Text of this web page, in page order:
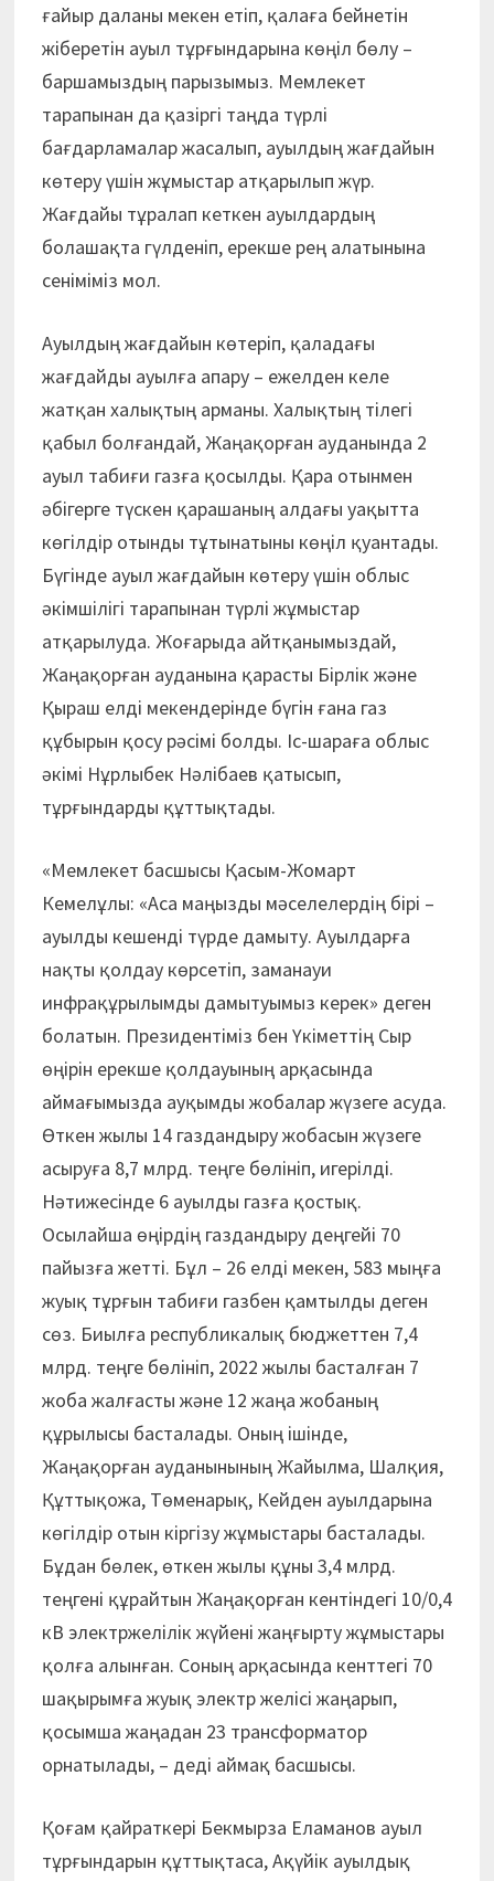
ғайыр даланы мекен етіп, қалаға бейнетін
жіберетін ауыл тұрғындарына көңіл бөлу –
баршамыздың парызымыз. Мемлекет
тарапынан да қазіргі таңда түрлі
бағдарламалар жасалып, ауылдың жағдайын
көтеру үшін жұмыстар атқарылып жүр.
Жағдайы тұралап кеткен ауылдардың
болашақта гүлденіп, ерекше рең алатынына
сеніміміз мол.
Ауылдың жағдайын көтеріп, қаладағы
жағдайды ауылға апару – ежелден келе
жатқан халықтың арманы. Халықтың тілегі
қабыл болғандай, Жаңақорған ауданында 2
ауыл табиғи газға қосылды. Қара отынмен
әбігерге түскен қарашаның алдағы уақытта
көгілдір отынды тұтынатыны көңіл қуантады.
Бүгінде ауыл жағдайын көтеру үшін облыс
әкімшілігі тарапынан түрлі жұмыстар
атқарылуда. Жоғарыда айтқанымыздай,
Жаңақорған ауданына қарасты Бірлік және
Қыраш елді мекендерінде бүгін ғана газ
құбырын қосу рәсімі болды. Іс-шараға облыс
әкімі Нұрлыбек Нәлібаев қатысып,
тұрғындарды құттықтады.
«Мемлекет басшысы Қасым-Жомарт
Кемелұлы: «Аса маңызды мәселелердің бірі –
ауылды кешенді түрде дамыту. Ауылдарға
нақты қолдау көрсетіп, заманауи
инфрақұрылымды дамытуымыз керек» деген
болатын. Президентіміз бен Үкіметтің Сыр
өңірін ерекше қолдауының арқасында
аймағымызда ауқымды жобалар жүзеге асуда.
Өткен жылы 14 газдандыру жобасын жүзеге
асыруға 8,7 млрд. теңге бөлініп, игерілді.
Нәтижесінде 6 ауылды газға қостық.
Осылайша өңірдің газдандыру деңгейі 70
пайызға жетті. Бұл – 26 елді мекен, 583 мыңға
жуық тұрғын табиғи газбен қамтылды деген
сөз. Биылға республикалық бюджеттен 7,4
млрд. теңге бөлініп, 2022 жылы басталған 7
жоба жалғасты және 12 жаңа жобаның
құрылысы басталады. Оның ішінде,
Жаңақорған ауданынының Жайылма, Шалқия,
Құттықожа, Төменарық, Кейден ауылдарына
көгілдір отын кіргізу жұмыстары басталады.
Бұдан бөлек, өткен жылы құны 3,4 млрд.
теңгені құрайтын Жаңақорған кентіндегі 10/0,4
кВ электржелілік жүйені жаңғырту жұмыс­тары
қолға алынған. Соның арқасында кенттегі 70
шақырымға жуық электр желісі жаңарып,
қосымша жаңадан 23 трансформатор
орнатылады, – деді аймақ басшысы.
Қоғам қайраткері Бекмырза Еламанов ауыл
тұрғындарын құттықтаса, Ақүйік ауылдық